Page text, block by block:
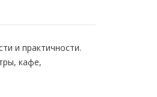
и практичности.
кафе,